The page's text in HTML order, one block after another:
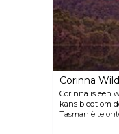
Corinna
Corinna is een
kans biedt om
Tasmanië te
goudmijnstad